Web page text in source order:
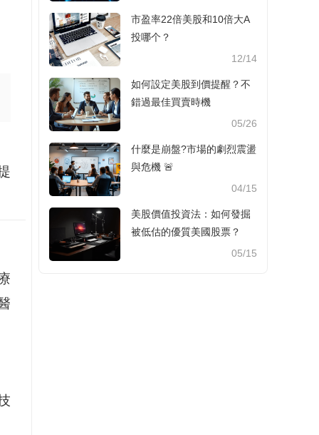
市盈率22倍美股和10倍大A
投哪个？
12/14
如何設定美股到價提醒？不
錯過最佳買賣時機
05/26
什麼是崩盤?市場的劇烈震盪
與危機 🚨
04/15
美股價值投資法：如何發掘
被低估的優質美國股票？
05/15